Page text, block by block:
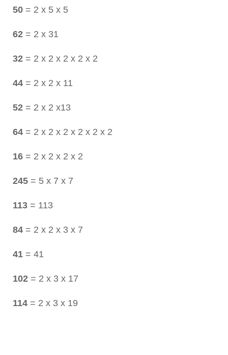
50 = 2 x 5 x 5
62 = 2 x 31
32 = 2 x 2 x 2 x 2 x 2
44 = 2 x 2 x 11
52 = 2 x 2 x13
64 = 2 x 2 x 2 x 2 x 2 x 2
16 = 2 x 2 x 2 x 2
245 = 5 x 7 x 7
113 = 113
84 = 2 x 2 x 3 x 7
41 = 41
102 = 2 x 3 x 17
114 = 2 x 3 x 19